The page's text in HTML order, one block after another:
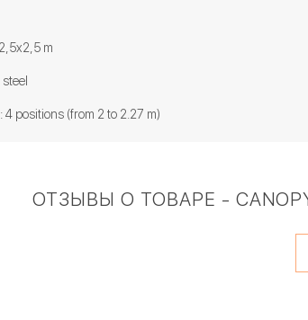
m
steel
4 positions (from 2 to 2.27 m)
ОТЗЫВЫ О ТОВАРЕ - CANOPY